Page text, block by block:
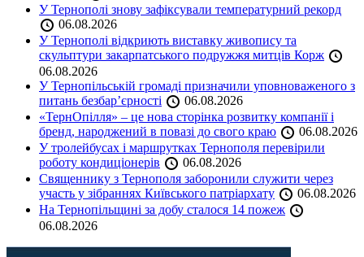
У Тернополі знову зафіксували температурний рекорд
06.08.2026
У Тернополі відкриють виставку живопису та
скульптури закарпатського подружжя митців Корж
06.08.2026
У Тернопільській громаді призначили уповноваженого з
питань безбар’єрності
06.08.2026
«ТернОпілля» – це нова сторінка розвитку компанії і
бренд, народжений в повазі до свого краю
06.08.2026
У тролейбусах і маршрутках Тернополя перевірили
роботу кондиціонерів
06.08.2026
Священнику з Тернополя заборонили служити через
участь у зібраннях Київського патріархату
06.08.2026
На Тернопільщині за добу сталося 14 пожеж
06.08.2026